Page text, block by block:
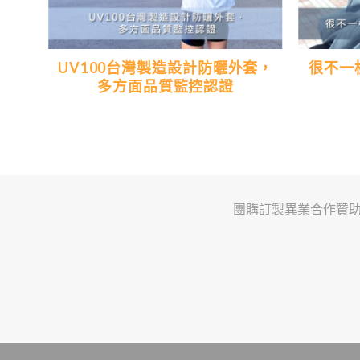
UV100台灣製造設計防曬外套，
多方面品質監控認證
很不一
團購訂製異業合作贊